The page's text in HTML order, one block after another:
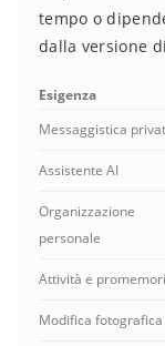
tempo o
dalla versione
Esigenza
Messaggistica
Assistente AI
Organizzazione
personale
Attività e
Modifica fotografica